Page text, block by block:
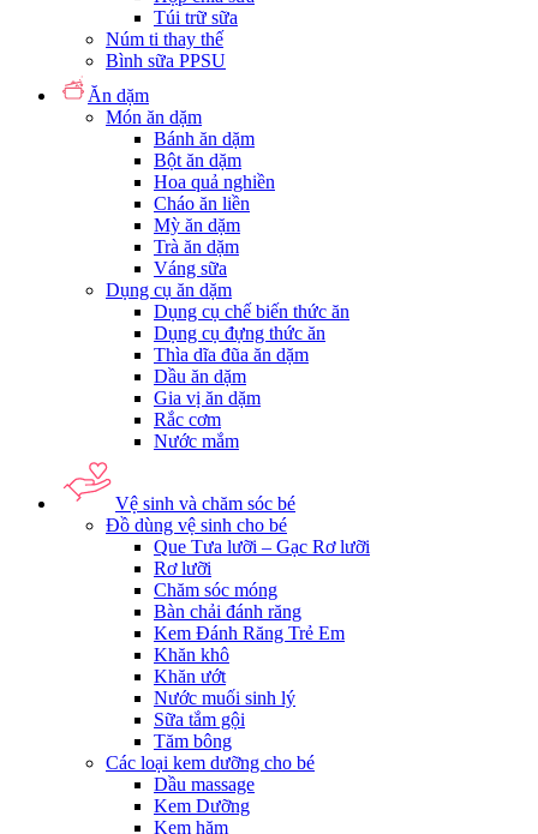
Túi trữ sữa
Núm ti thay thế
Bình sữa PPSU
Ăn dặm
Món ăn dặm
Bánh ăn dặm
Bột ăn dặm
Hoa quả nghiền
Cháo ăn liền
Mỳ ăn dặm
Trà ăn dặm
Váng sữa
Dụng cụ ăn dặm
Dụng cụ chế biến thức ăn
Dụng cụ đựng thức ăn
Thìa dĩa đũa ăn dặm
Dầu ăn dặm
Gia vị ăn dặm
Rắc cơm
Nước mắm
Vệ sinh và chăm sóc bé
Đồ dùng vệ sinh cho bé
Que Tưa lưỡi – Gạc Rơ lưỡi
Rơ lưỡi
Chăm sóc móng
Bàn chải đánh răng
Kem Đánh Răng Trẻ Em
Khăn khô
Khăn ướt
Nước muối sinh lý
Sữa tắm gội
Tăm bông
Các loại kem dưỡng cho bé
Dầu massage
Kem Dưỡng
Kem hăm